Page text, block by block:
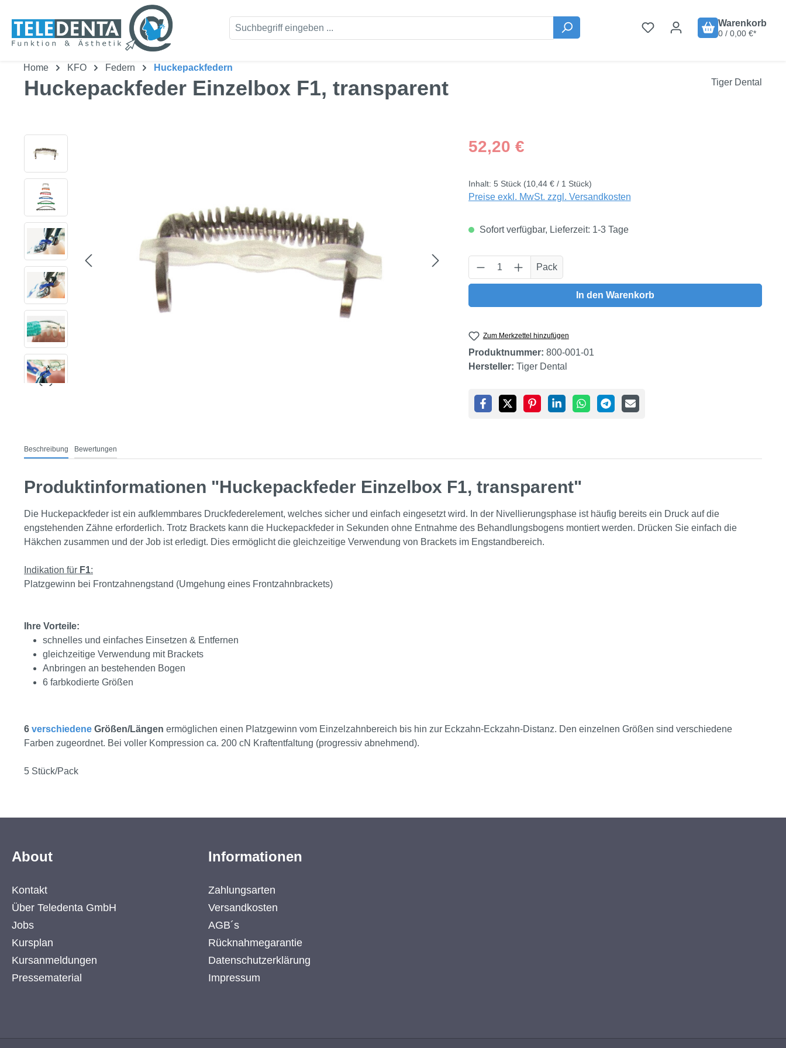
Warenkorb
0 / 0,00 €*
Home KFO Federn Huckepackfedern
Huckepackfeder Einzelbox F1, transparent Tiger Dental
Regulärer Preis:
52,20 €
Inhalt: 5 Stück (10,44 € / 1 Stück)
Preise exkl. MwSt. zzgl. Versandkosten
Sofort verfügbar, Lieferzeit: 1-3 Tage
Produkt Anzahl: Gib den gewünschten Wert ein
Pack
In den Warenkorb
Zum Merkzettel hinzufügen
Produktnummer: 800-001-01
Hersteller: Tiger Dental
Beschreibung Bewertungen
Produktinformationen "Huckepackfeder Einzelbox F1, transparent"
Die Huckepackfeder ist ein aufklemmbares Druckfederelement, welches sicher und einfach eingesetzt wird. In der Nivellierungsphase ist häufig bereits ein Druck auf die
engstehenden Zähne erforderlich. Trotz Brackets kann die Huckepackfeder in Sekunden ohne Entnahme des Behandlungsbogens montiert werden. Drücken Sie einfach die
Häkchen zusammen und der Job ist erledigt. Dies ermöglicht die gleichzeitige Verwendung von Brackets im Engstandbereich.
Indikation für F1:
Platzgewinn bei Frontzahnengstand (Umgehung eines Frontzahnbrackets)
Ihre Vorteile:
schnelles und einfaches Einsetzen & Entfernen
gleichzeitige Verwendung mit Brackets
Anbringen an bestehenden Bogen
6 farbkodierte Größen
6 verschiedene Größen/Längen ermöglichen einen Platzgewinn vom Einzelzahnbereich bis hin zur Eckzahn-Eckzahn-Distanz. Den einzelnen Größen sind verschiedene
Farben zugeordnet. Bei voller Kompression ca. 200 cN Kraftentfaltung (progressiv abnehmend).
5 Stück/Pack
About
Kontakt
Über Teledenta GmbH
Jobs
Kursplan
Kursanmeldungen
Pressematerial
Informationen
Zahlungsarten
Versandkosten
AGB´s
Rücknahmegarantie
Datenschutzerklärung
Impressum